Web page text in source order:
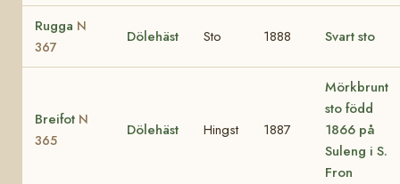
Rugga N
367
Dölehäst Sto 1888 Svart sto
Breifot N
365
Dölehäst Hingst 1887
Mörkbrunt
sto född
1866 på
Suleng i S.
Fron